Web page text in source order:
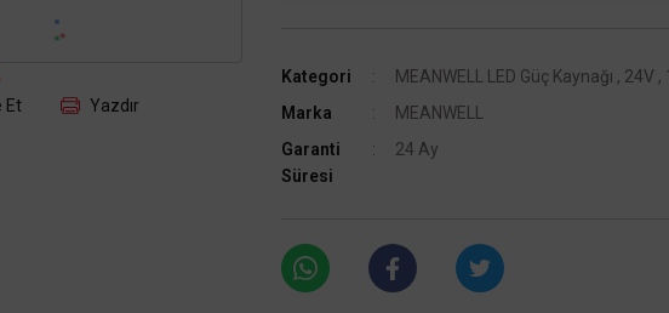
Et Yazdır
Kategori MEANWELL LED Güç Kaynağı , 24V ,
Marka
MEANWELL
Garanti
Süresi
24 Ay